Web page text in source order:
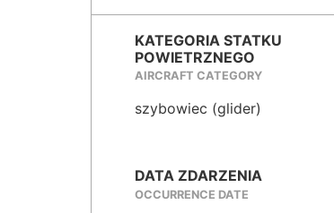
KATEGORIA STATKU
POWIETRZNEGO
AIRCRAFT CATEGORY
szybowiec (glider)
DATA ZDARZENIA
OCCURRENCE DATE